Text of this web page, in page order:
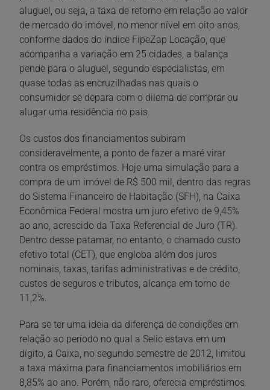
aluguel, ou seja, a taxa de retorno em relação ao valor
de mercado do imóvel, no menor nível em oito anos,
conforme dados do índice FipeZap Locação, que
acompanha a variação em 25 cidades, a balança
pende para o aluguel, segundo especialistas, em
quase todas as encruzilhadas nas quais o
consumidor se depara com o dilema de comprar ou
alugar uma residência no país.
Os custos dos financiamentos subiram
consideravelmente, a ponto de fazer a maré virar
contra os empréstimos. Hoje uma simulação para a
compra de um imóvel de R$ 500 mil, dentro das regras
do Sistema Financeiro de Habitação (SFH), na Caixa
Econômica Federal mostra um juro efetivo de 9,45%
ao ano, acrescido da Taxa Referencial de Juro (TR).
Dentro desse patamar, no entanto, o chamado custo
efetivo total (CET), que engloba além dos juros
nominais, taxas, tarifas administrativas e de crédito,
custos de seguros e tributos, alcança em torno de
11,2%.
Para se ter uma ideia da diferença de condições em
relação ao período no qual a Selic estava em um
dígito, a Caixa, no segundo semestre de 2012, limitou
a taxa máxima para financiamentos imobiliários em
8,85% ao ano. Porém, não raro, oferecia empréstimos